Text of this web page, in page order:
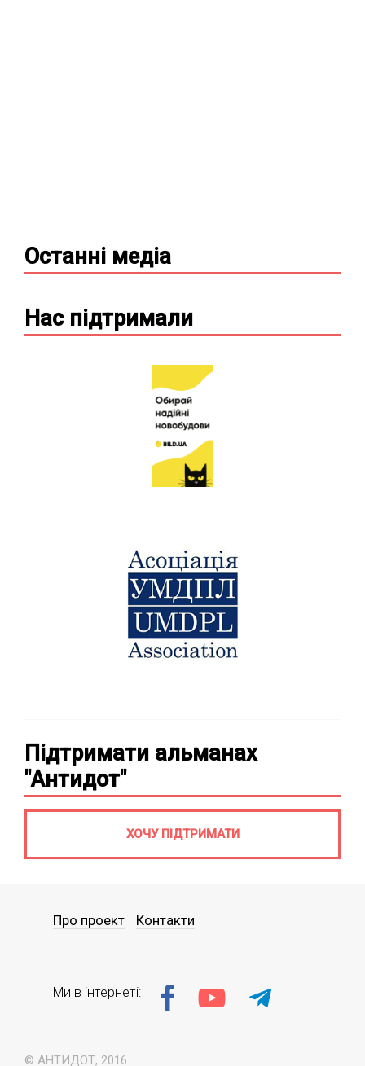
Останні медіа
Нас підтримали
Підтримати альманах
"Антидот"
ХОЧУ ПІДТРИМАТИ
© АНТИДОТ, 2016
Про проект Контакти
Ми в інтернеті: